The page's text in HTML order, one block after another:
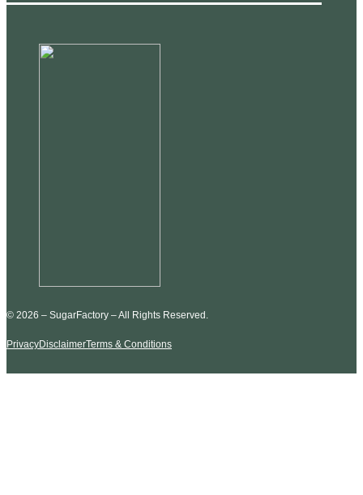
© 2026 – SugarFactory – All Rights Reserved.
PrivacyDisclaimerTerms & Conditions